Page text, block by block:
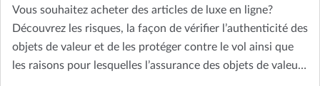
Vous souhaitez acheter des articles de luxe en ligne?
Découvrez les risques, la façon de vérifier l’authenticité des
objets de valeur et de les protéger contre le vol ainsi que
les raisons pour lesquelles l’assurance des objets de valeur